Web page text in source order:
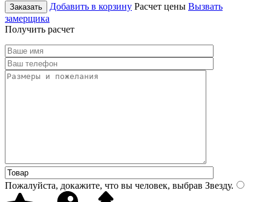
Заказать Добавить в корзину Расчет цены Вызвать
замерщика
Получить расчет
Пожалуйста, докажите, что вы человек, выбрав Звезду.